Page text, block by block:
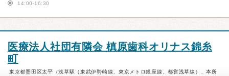
14:00-16:30
医療法人社団有隣会 槙原歯科オリナス錦糸
町
東京都墨田区太平（浅草駅（東武伊勢崎線、東京メトロ銀座線、都営浅草線）、本所